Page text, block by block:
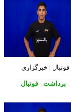
| خبرگزاری
-فوتبال